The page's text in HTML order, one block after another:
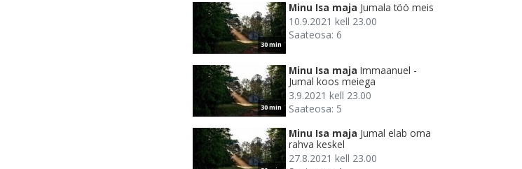
30 min
Minu Isa maja Jumala töö meis
10.9.2021 kell 23.00
Saateosa: 6
30 min
Minu Isa maja Immaanuel -
Jumal koos meiega
3.9.2021 kell 23.00
Saateosa: 5
Minu Isa maja Jumal elab oma
rahva keskel
27.8.2021 kell 23.00